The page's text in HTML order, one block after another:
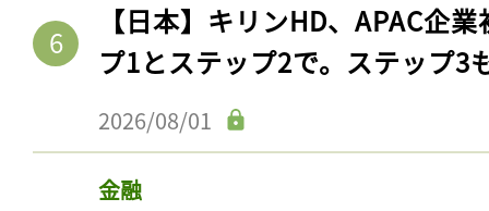
【日本】キリンHD、APAC企
プ1とステップ2で。ステップ3
2026/08/01
金融